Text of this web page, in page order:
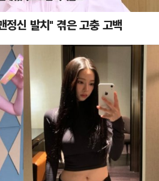
정신 발치" 겪은 고충 고백